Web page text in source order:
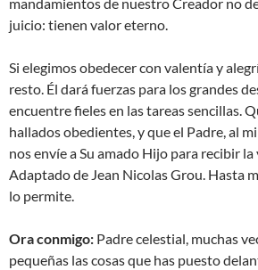
juicio: tienen valor eterno.
Si elegimos obedecer con valentía y
resto. Él dará fuerzas para los grandes
encuentre fieles en las tareas sencillas.
hallados obedientes, y que el Padre, al
nos envíe a Su amado Hijo para recibir la
Adaptado de Jean Nicolas Grou. Hasta
lo permite.
Ora conmigo: Padre celestial, muchas
pequeñas las cosas que has puesto